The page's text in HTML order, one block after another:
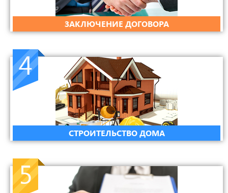
ЗАКЛЮЧЕНИЕ ДОГОВОРА
4
СТРОИТЕЛЬСТВО ДОМА
5